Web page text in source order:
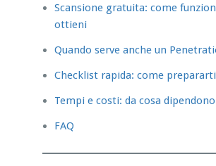
Scansione gratuita: come
ottieni
Quando serve anche un
Checklist rapida: come prepararti
Tempi e costi: da cosa dipendono
FAQ